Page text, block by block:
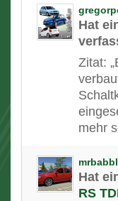
Hat
Zitat:
mehr
Hat
RS